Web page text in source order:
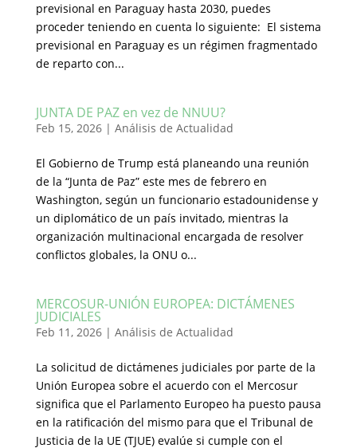
previsional en Paraguay hasta 2030, puedes
proceder teniendo en cuenta lo siguiente: El sistema
previsional en Paraguay es un régimen fragmentado
de reparto con...
JUNTA DE PAZ en vez de NNUU?
Feb 15, 2026| Análisis de Actualidad
El Gobierno de Trump está planeando una reunión
de la “Junta de Paz” este mes de febrero en
Washington, según un funcionario estadounidense y
un diplomático de un país invitado, mientras la
organización multinacional encargada de resolver
conflictos globales, la ONU o...
MERCOSUR-UNIÓN EUROPEA: DICTÁMENES
JUDICIALES
Feb 11, 2026| Análisis de Actualidad
La solicitud de dictámenes judiciales por parte de la
Unión Europea sobre el acuerdo con el Mercosur
significa que el Parlamento Europeo ha puesto pausa
en la ratificación del mismo para que el Tribunal de
Justicia de la UE (TJUE) evalúe si cumple con el